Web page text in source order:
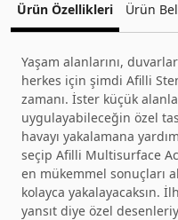
Ürün Özellikleri Ürün
Yaşam alanlarını,
herkes için şimdi Afilli
zamanı. İster küçük
uygulayabileceğin özel
havayı yakalamana
seçip Afilli Multisurface
en mükemmel sonuçları
kolayca yakalayacaksın.
yansıt diye özel